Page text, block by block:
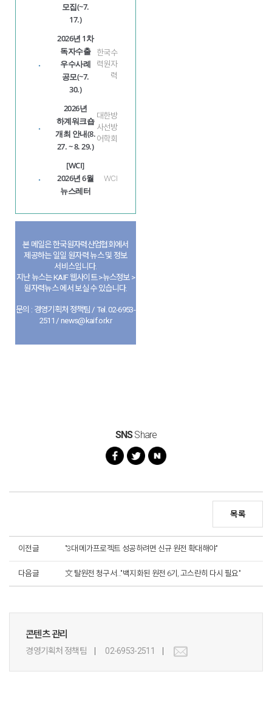
모집(~7.
17.)
·
2026년 1차
독자수출
우수사례
공모(~7.
30.)
한국수
력원자
력
·
2026년
하계워크숍
개최 안내(8.
27. ~ 8. 29.)
대한방
사선방
어학회
·
[WCI]
2026년 6월
뉴스레터
WCI
본 메일은 한국원자력산업협회에서
제공하는 일일 원자력 뉴스 및 정보
서비스입니다.
지난 뉴스는 KAIF 웹사이트 >뉴스정보 >
원자력뉴스 에서 보실 수 있습니다.
문의 : 경영기획처 정책팀 / Tel. 02-6953-
2511 / news@kaif.or.kr
SNSShare
목록
이전글 "3대 메가프로젝트 성공하려면 신규 원전 확대해야"
다음글 文 탈원전 청구서…"백지화된 원전 6기, 고스란히 다시 필요"
콘텐츠 관리
경영기획처 정책팀 02-6953-2511